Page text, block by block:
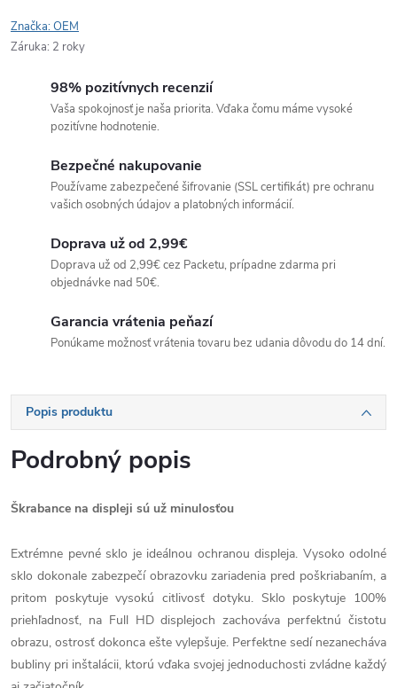
Značka:OEM
Záruka: 2 roky
98% pozitívnych recenzií
Vaša spokojnosť je naša priorita. Vďaka čomu máme vysoké
pozitívne hodnotenie.
Bezpečné nakupovanie
Používame zabezpečené šifrovanie (SSL certifikát) pre ochranu
vašich osobných údajov a platobných informácií.
Doprava už od 2,99€
Doprava už od 2,99€ cez Packetu, prípadne zdarma pri
objednávke nad 50€.
Garancia vrátenia peňazí
Ponúkame možnosť vrátenia tovaru bez udania dôvodu do 14 dní.
Popis produktu
Podrobný popis
Škrabance na displeji sú už minulosťou
Extrémne pevné sklo je ideálnou ochranou displeja. Vysoko odolné
sklo dokonale zabezpečí obrazovku zariadenia pred poškriabaním, a
pritom poskytuje vysokú citlivosť dotyku. Sklo poskytuje 100%
priehľadnosť, na Full HD displejoch zachováva perfektnú čistotu
obrazu, ostrosť dokonca ešte vylepšuje. Perfektne sedí nezanecháva
bubliny pri inštalácii, ktorú vďaka svojej jednoduchosti zvládne každý